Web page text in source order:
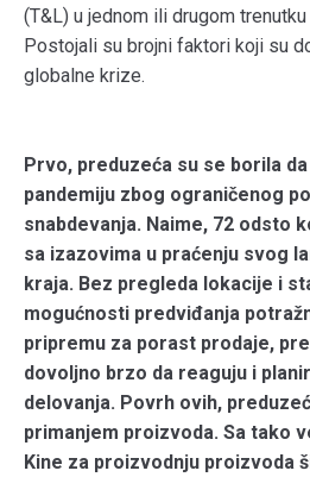
(T&L) u jednom ili drugom
Postojali su brojni faktori koji su
globalne krize.
Prvo, preduzeća su se borila
pandemiju zbog ograničenog
snabdevanja. Naime, 72 odsto
sa izazovima u praćenju svog
kraja. Bez pregleda lokacije i
mogućnosti predviđanja
pripremu za porast prodaje,
dovoljno brzo da reaguju i
delovanja. Povrh ovih,
primanjem proizvoda. Sa tako
Kine za proizvodnju proizvoda